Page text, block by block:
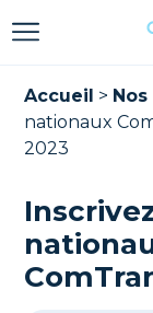
Accueil >
nationaux
2023